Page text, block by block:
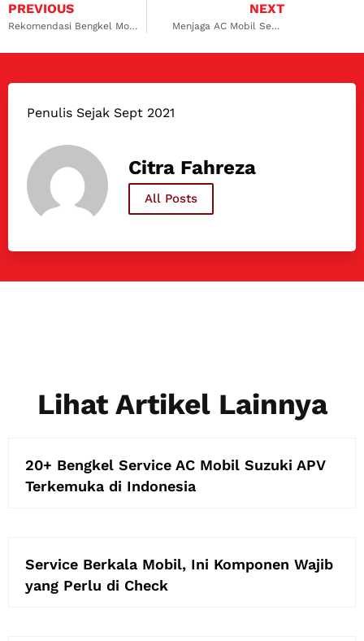
PREVIOUS
Rekomendasi Bengkel Mobil Honda Jazz di Jakarta, Sudah Tahu Belum?
NEXT
Menjaga AC Mobil Sehat
Penulis Sejak Sept 2021
Citra Fahreza
All Posts
Lihat Artikel Lainnya
20+ Bengkel Service AC Mobil Suzuki APV
Terkemuka di Indonesia
Service Berkala Mobil, Ini Komponen Wajib
yang Perlu di Check